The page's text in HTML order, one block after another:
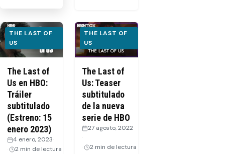
THE LAST OF
US
The Last of
Us en HBO:
Tráiler
subtitulado
(Estreno: 15
enero 2023)
4 enero, 2023
2 min de lectura
THE LAST OF
US
The Last of
Us: Teaser
subtitulado
de la nueva
serie de HBO
27 agosto, 2022
2 min de lectura